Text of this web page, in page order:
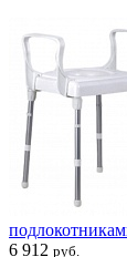
6 912 руб.